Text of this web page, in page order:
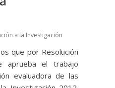
a la Investigación
que por Resolución
aprueba el trabajo
evaluadora de las